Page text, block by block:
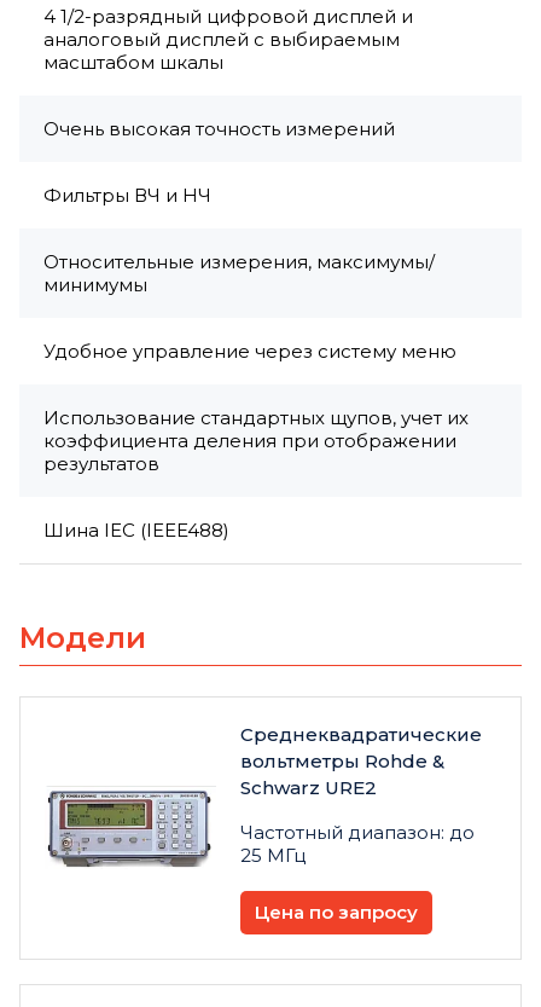
4 1/2-разрядный цифровой дисплей и
аналоговый дисплей с выбираемым
масштабом шкалы
Очень высокая точность измерений
Фильтры ВЧ и НЧ
Относительные измерения, максимумы/
минимумы
Удобное управление через систему меню
Использование стандартных щупов, учет их
коэффициента деления при отображении
результатов
Шина IEC (IEEE488)
Модели
Среднеквадратические
вольтметры Rohde &
Schwarz URE2
Частотный диапазон: до
25 МГц
Цена по запросу